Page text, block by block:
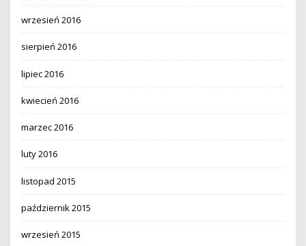
wrzesień 2016
sierpień 2016
lipiec 2016
kwiecień 2016
marzec 2016
luty 2016
listopad 2015
październik 2015
wrzesień 2015